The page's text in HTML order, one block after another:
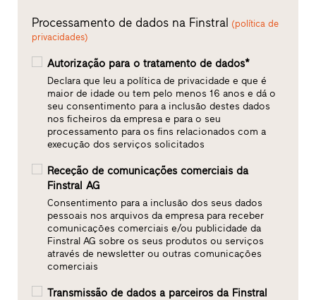
Processamento de dados na Finstral (política de
privacidades)
Autorização para o tratamento de dados*
Declara que leu a política de privacidade e que é
maior de idade ou tem pelo menos 16 anos e dá o
seu consentimento para a inclusão destes dados
nos ficheiros da empresa e para o seu
processamento para os fins relacionados com a
execução dos serviços solicitados
Receção de comunicações comerciais da
Finstral AG
Consentimento para a inclusão dos seus dados
pessoais nos arquivos da empresa para receber
comunicações comerciais e/ou publicidade da
Finstral AG sobre os seus produtos ou serviços
através de newsletter ou outras comunicações
comerciais
Transmissão de dados a parceiros da Finstral